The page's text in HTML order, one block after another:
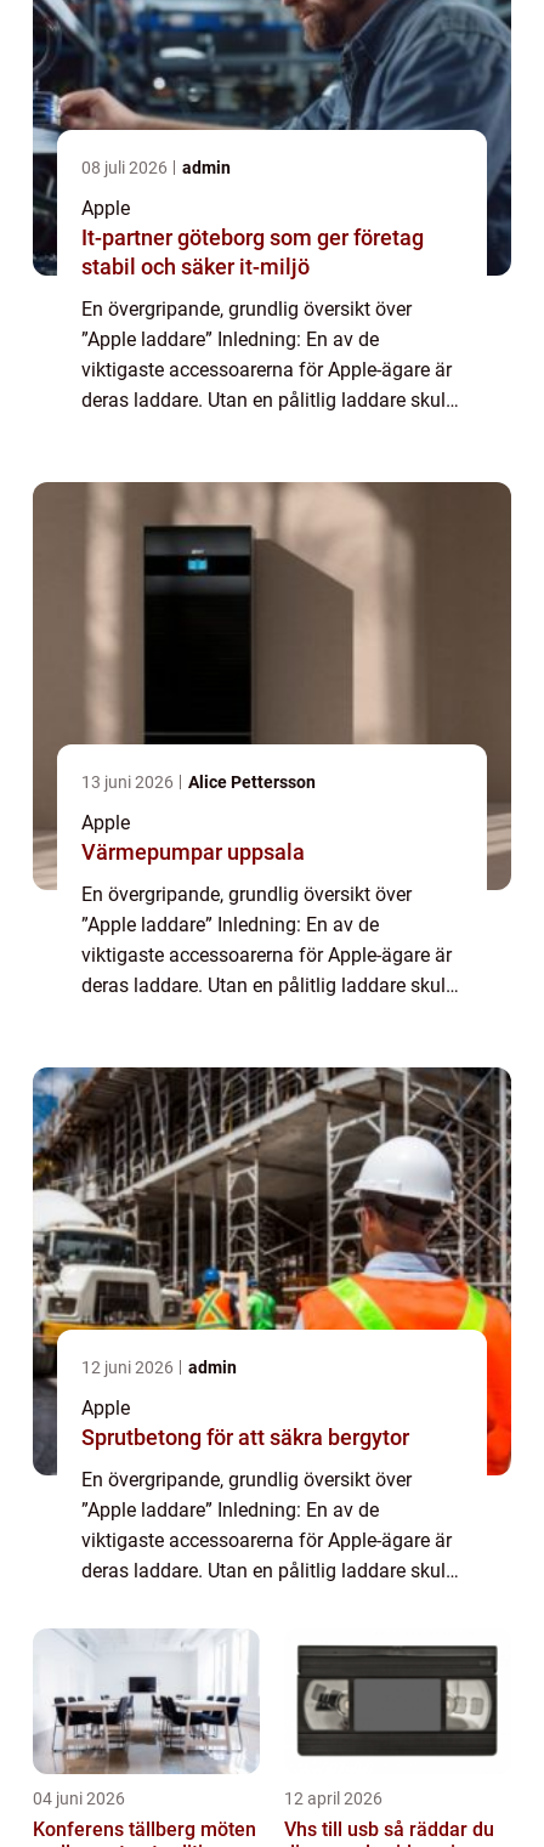
08 juli 2026 admin
Apple
It-partner göteborg som ger företag
stabil och säker it-miljö
En övergripande, grundlig översikt över
”Apple laddare” Inledning: En av de
viktigaste accessoarerna för Apple-ägare är
deras laddare. Utan en pålitlig laddare skulle
13 juni 2026 Alice Pettersson
Apple
Värmepumpar uppsala
En övergripande, grundlig översikt över
”Apple laddare” Inledning: En av de
viktigaste accessoarerna för Apple-ägare är
deras laddare. Utan en pålitlig laddare skulle
12 juni 2026 admin
Apple
Sprutbetong för att säkra bergytor
En övergripande, grundlig översikt över
”Apple laddare” Inledning: En av de
viktigaste accessoarerna för Apple-ägare är
deras laddare. Utan en pålitlig laddare skulle
strömmen igång. I denna artikel kom...
04 juni 2026
Konferens tällberg möten
12 april 2026
Vhs till usb så räddar du